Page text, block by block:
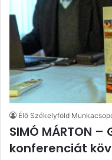
Élő Székelyföld
SIMÓ MÁRTON
konferenciát